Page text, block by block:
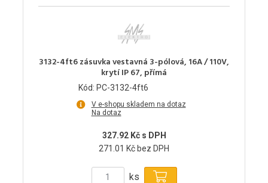
3132-4ft6 zásuvka vestavná 3-pólová, 16A / 110V,
krytí IP 67, přímá
Kód: PC-3132-4ft6
V e-shopu skladem na dotaz
Na dotaz
327.92 Kč s DPH
271.01 Kč bez DPH
ks